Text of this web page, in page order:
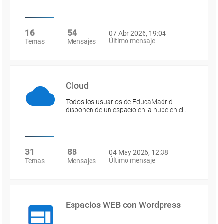
16
Temas
54
Mensajes
07 Abr 2026, 19:04
Último mensaje
Cloud
Todos los usuarios de EducaMadrid
disponen de un espacio en la nube en el…
31
Temas
88
Mensajes
04 May 2026, 12:38
Último mensaje
Espacios WEB con Wordpress